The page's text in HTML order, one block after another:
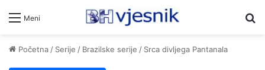
Meni
Početna/ Serije / Brazilske serije / Srca divljega Pantanala